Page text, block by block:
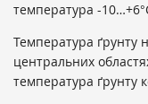
температура -
Температура ґрунту
центральних
температура ґрунту